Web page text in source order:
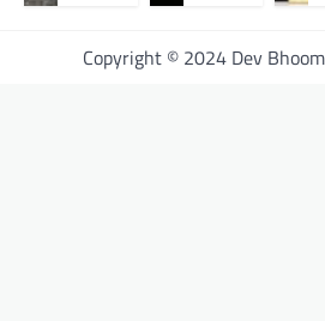
Copyright © 2024 Dev